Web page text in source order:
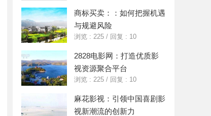
商标买卖：：如何把握机遇
与规避风险
浏览 : 225 / 回复 : 10
2828电影网：打造优质影
视资源聚合平台
浏览 : 225 / 回复 : 10
麻花影视：引领中国喜剧影
视新潮流的创新力